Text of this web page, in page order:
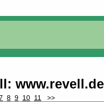
:www.revell.de
8 9 10 11 >>